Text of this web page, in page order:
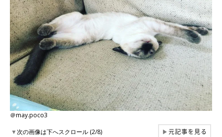
＠may.poco3
▼次の画像は下へスクロール (2/8) ▶元記事を見る